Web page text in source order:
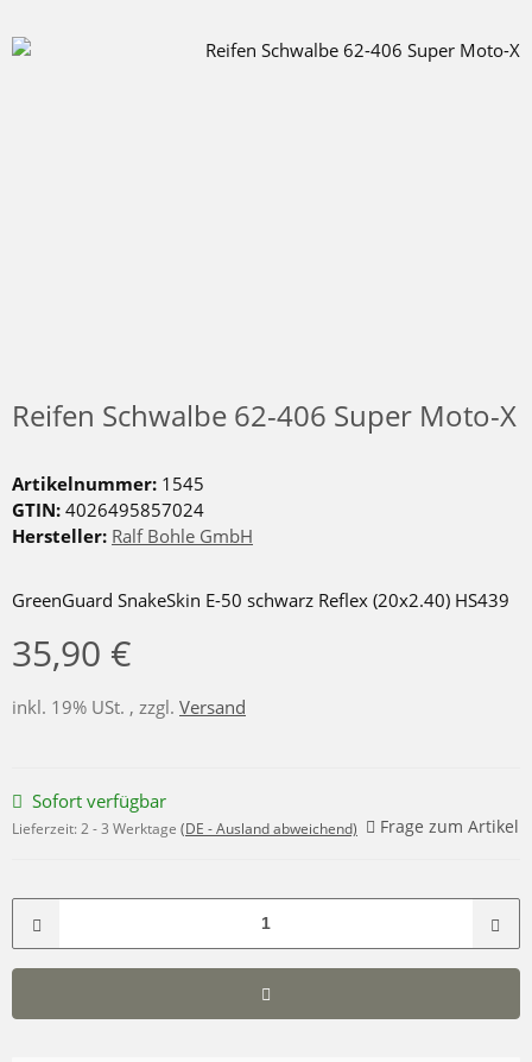
Reifen Schwalbe 62-406 Super Moto-X
Artikelnummer: 1545
GTIN: 4026495857024
Hersteller: Ralf Bohle GmbH
GreenGuard SnakeSkin E-50 schwarz Reflex (20x2.40) HS439
35,90 €
inkl. 19% USt. , zzgl. Versand
Sofort verfügbar
Lieferzeit: 2 - 3 Werktage (DE - Ausland abweichend) Frage zum Artikel